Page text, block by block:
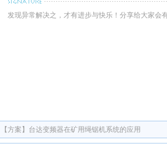
发现异常解决之，才有进步与快乐！分享给大家会
【方案】 台达变频器在矿用绳锯机系统的应用